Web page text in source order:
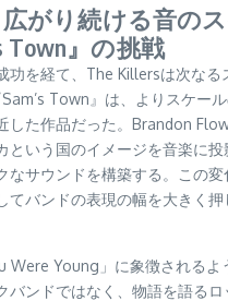
広がり続ける音の
Town』の挑戦
功を経て、The Killersは次なる
Town』は、よりスケー
した作品だった。Brandon
という国のイメージを音楽に
なサウンドを構築する。この
てバンドの表現の幅を大きく
Were Young」に象徴されるよ
バンドではなく、物語を語る